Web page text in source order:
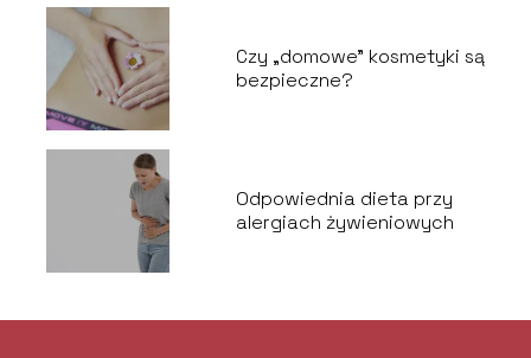
Czy „domowe” kosmetyki są
bezpieczne?
Odpowiednia dieta przy
alergiach żywieniowych